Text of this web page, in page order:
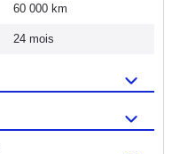
60 000 km
24 mois